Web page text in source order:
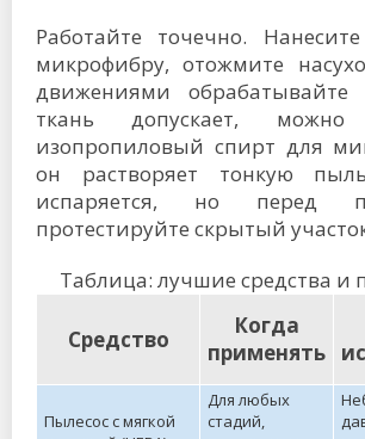
Работайте точечно.
микрофибру, отожмите
движениями обрабатывайте
ткань допускает, можно
изопропиловый спирт для
он растворяет тонкую
испаряется, но перед
протестируйте скрытый
Таблица: лучшие средства и
Средство
Когда
применять
Пылесос с мягкой
Для любых
стадий,